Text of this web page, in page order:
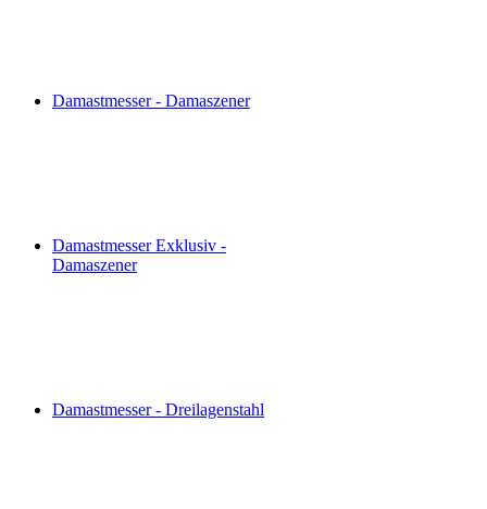
Damastmesser - Damaszener
Damastmesser Exklusiv -
Damaszener
Damastmesser - Dreilagenstahl